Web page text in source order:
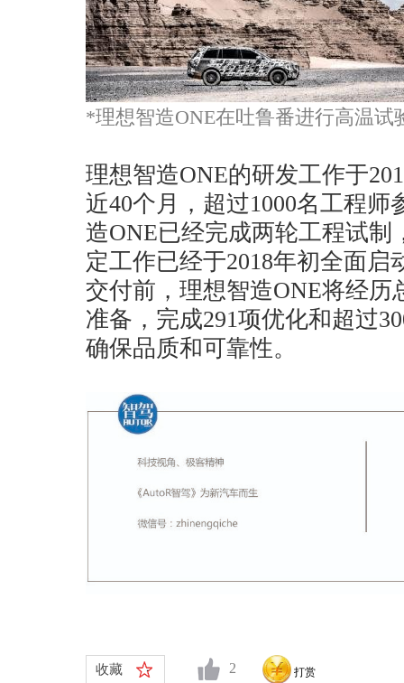
*理想智造ONE在吐鲁番进行高温试
理想智造ONE的研发工作于
近40个月，超过1000名工程
造ONE已经完成两轮工程试制
定工作已经于2018年初全面启
交付前，理想智造ONE将经历
准备，完成291项优化和超过
确保品质和可靠性。
收藏 2 打赏